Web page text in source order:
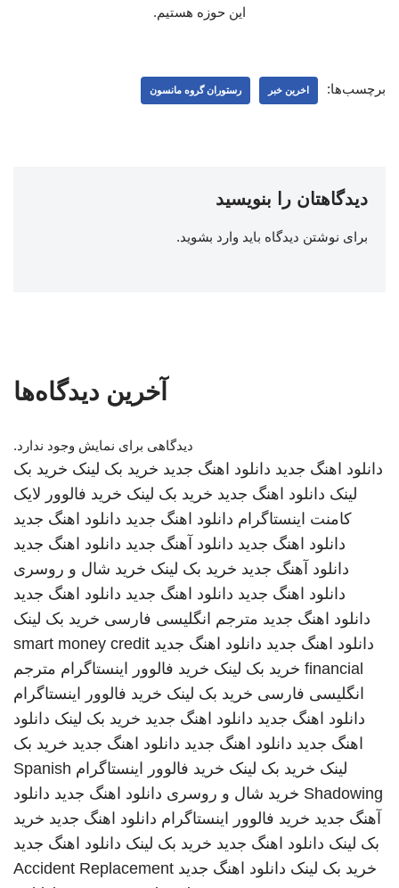
این حوزه هستیم.
برچسب‌ها: اخرین خبر رستوران گروه مانسون
دیدگاهتان را بنویسید
برای نوشتن دیدگاه باید وارد بشوید.
آخرین دیدگاه‌ها
دیدگاهی برای نمایش وجود ندارد.
دانلود اهنگ جدید دانلود اهنگ جدید خرید بک لینک خرید بک
لینک دانلود اهنگ جدید خرید بک لینک خرید فالوور لایک
کامنت اینستاگرام دانلود اهنگ جدید دانلود اهنگ جدید
دانلود اهنگ جدید دانلود آهنگ جدید دانلود اهنگ جدید
دانلود آهنگ جدید خرید بک لینک خرید شال و روسری
دانلود اهنگ جدید دانلود اهنگ جدید دانلود اهنگ جدید
دانلود اهنگ جدید مترجم انگلیسی فارسی خرید بک لینک
دانلود اهنگ جدید دانلود اهنگ جدید smart money credit
financial خرید بک لینک خرید فالوور اینستاگرام مترجم
انگلیسی فارسی خرید بک لینک خرید فالوور اینستاگرام
دانلود اهنگ جدید دانلود اهنگ جدید خرید بک لینک دانلود
اهنگ جدید دانلود اهنگ جدید دانلود اهنگ جدید خرید بک
لینک خرید بک لینک خرید فالوور اینستاگرام Spanish
Shadowing خرید شال و روسری دانلود اهنگ جدید دانلود
آهنگ جدید خرید فالوور اینستاگرام دانلود اهنگ جدید خرید
بک لینک دانلود اهنگ جدید خرید بک لینک دانلود اهنگ جدید
خرید بک لینک دانلود اهنگ جدید Accident Replacement